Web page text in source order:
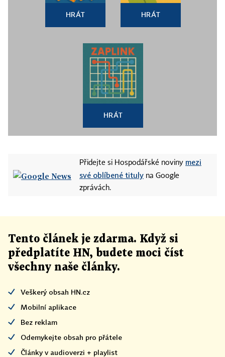
HRÁT HRÁT
HRÁT
Přidejte si Hospodářské noviny mezi
své oblíbené tituly na Google
zprávách.
Tento článek je zdarma. Když si
předplatíte HN, budete moci číst
všechny naše články.
Veškerý obsah HN.cz
Mobilní aplikace
Bez reklam
Odemykejte obsah pro přátele
Články v audioverzi + playlist